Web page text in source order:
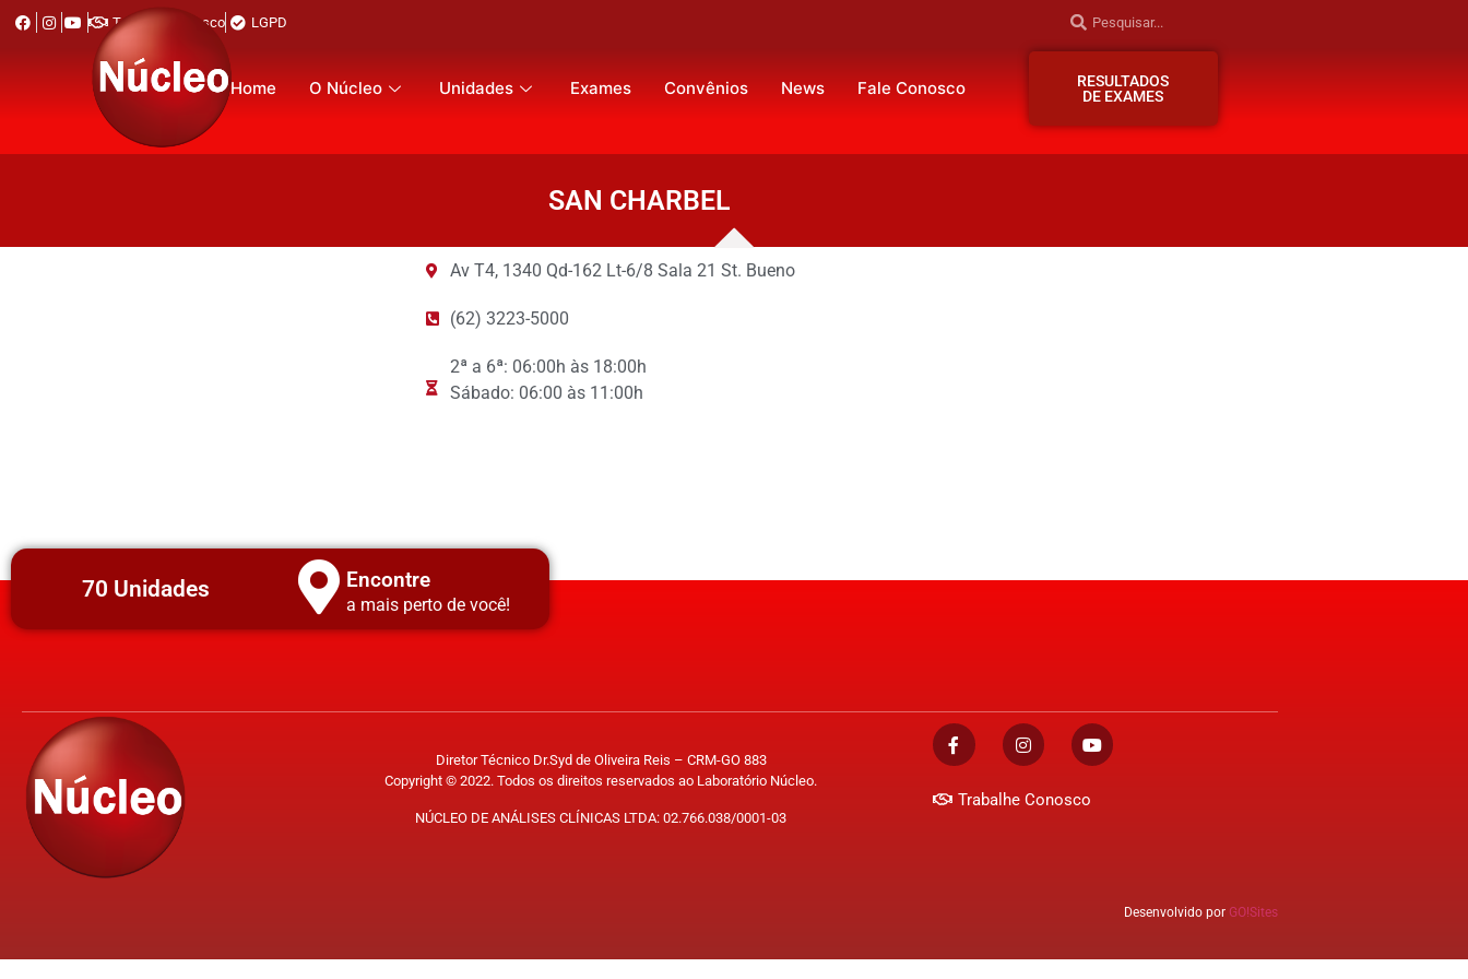
Trabalhe Conosco LGPD
Home O Núcleo Unidades Exames Convênios News Fale Conosco
RESULTADOS
DE EXAMES
SAN CHARBEL
Av T4, 1340 Qd-162 Lt-6/8 Sala 21 St. Bueno
(62) 3223-5000
2ª a 6ª: 06:00h às 18:00h
Sábado: 06:00 às 11:00h
70 Unidades Encontre
a mais perto de você!
Diretor Técnico Dr.Syd de Oliveira Reis – CRM-GO 883
Copyright © 2022. Todos os direitos reservados ao Laboratório Núcleo.
NÚCLEO DE ANÁLISES CLÍNICAS LTDA: 02.766.038/0001-03
Trabalhe Conosco
Desenvolvido por GO!Sites